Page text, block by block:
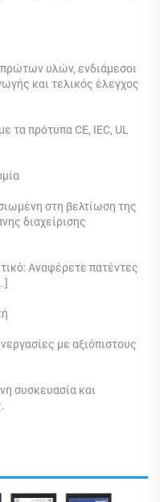
υλών, ενδιάμεσοι
και τελικός έλεγχος
τα πρότυπα CE, IEC, UL
στη βελτίωση της
διαχείρισης
Αναφέρετε πατέντες
με αξιόπιστους
συσκευασία και